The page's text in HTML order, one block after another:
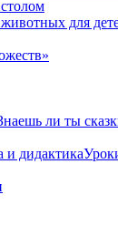
для
ли ты
и дидактика